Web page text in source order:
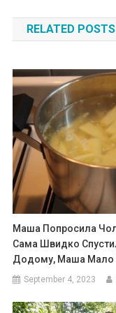
navigation
RELATED POSTS
Маша Попросила
Сама Швидко
Додому, Маша Мало
September 4, 2023